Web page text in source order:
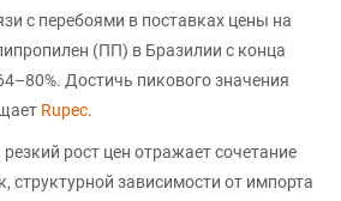
с перебоями в поставках цены на
(ПП) в Бразилии с конца
Достичь пикового значения
Rupec.
рост цен отражает сочетание
структурной зависимости от импорта